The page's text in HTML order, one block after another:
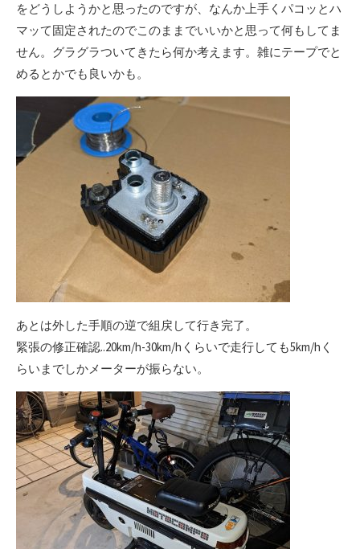
をどうしようかと思ったのですが、なんか上手くパコッとハ
マッて固定されたのでこのままでいいかと思って何もしてま
せん。グラグラついてきたら何か考えます。雑にテープでと
めるとかでも良いかも。
あとは外した手順の逆で組戻して行き完了。
緊張の修正確認..20km/h-30km/hくらいで走行しても5km/hく
らいまでしかメーターが振らない。